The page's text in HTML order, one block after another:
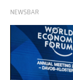
NEWSBAR